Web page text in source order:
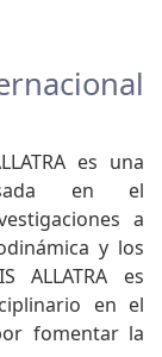
es una
en el
a
y los
ALLATRA es
en el
fomentar la